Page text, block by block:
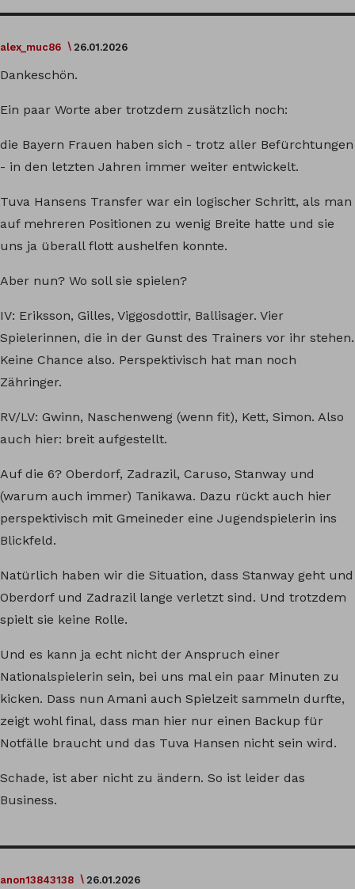
alex_muc86 26.01.2026
Dankeschön.
Ein paar Worte aber trotzdem zusätzlich noch:
die Bayern Frauen haben sich - trotz aller Befürchtungen
- in den letzten Jahren immer weiter entwickelt.
Tuva Hansens Transfer war ein logischer Schritt, als man
auf mehreren Positionen zu wenig Breite hatte und sie
uns ja überall flott aushelfen konnte.
Aber nun? Wo soll sie spielen?
IV: Eriksson, Gilles, Viggosdottir, Ballisager. Vier
Spielerinnen, die in der Gunst des Trainers vor ihr stehen.
Keine Chance also. Perspektivisch hat man noch
Zähringer.
RV/LV: Gwinn, Naschenweng (wenn fit), Kett, Simon. Also
auch hier: breit aufgestellt.
Auf die 6? Oberdorf, Zadrazil, Caruso, Stanway und
(warum auch immer) Tanikawa. Dazu rückt auch hier
perspektivisch mit Gmeineder eine Jugendspielerin ins
Blickfeld.
Natürlich haben wir die Situation, dass Stanway geht und
Oberdorf und Zadrazil lange verletzt sind. Und trotzdem
spielt sie keine Rolle.
Und es kann ja echt nicht der Anspruch einer
Nationalspielerin sein, bei uns mal ein paar Minuten zu
kicken. Dass nun Amani auch Spielzeit sammeln durfte,
zeigt wohl final, dass man hier nur einen Backup für
Notfälle braucht und das Tuva Hansen nicht sein wird.
Schade, ist aber nicht zu ändern. So ist leider das
Business.
anon13843138 26.01.2026